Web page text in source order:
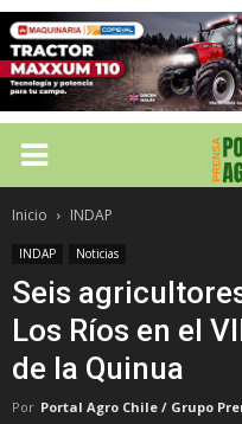
Inicio INDAP
INDAP Noticias
Seis
Los Ríos en el
de la Quinua
Por Portal Agro Chile / Grupo